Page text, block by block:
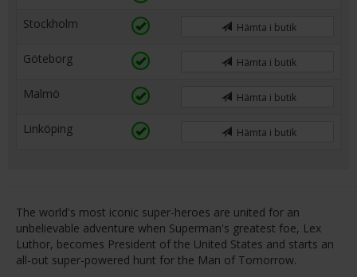
Stockholm Hämta i butik
Göteborg Hämta i butik
Malmö Hämta i butik
Linköping Hämta i butik
The world's most iconic super-heroes are united for an
unbelievable adventure when Superman's greatest foe, Lex
Luthor, becomes President of the United States and starts an
all-out super-powered hunt for the Man of Tomorrow.